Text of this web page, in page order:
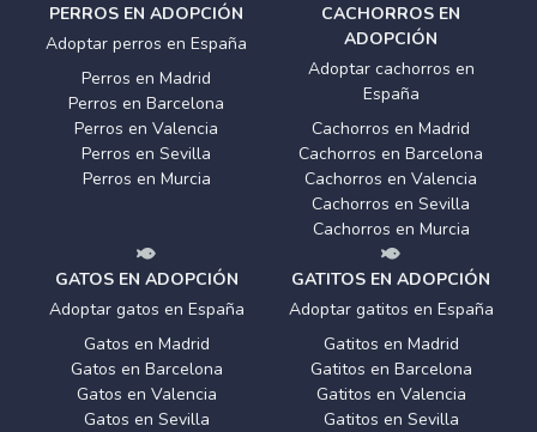
PERROS EN ADOPCIÓN
Adoptar perros en España
Perros en Madrid
Perros en Barcelona
Perros en Valencia
Perros en Sevilla
Perros en Murcia
CACHORROS EN
ADOPCIÓN
Adoptar cachorros en
España
Cachorros en Madrid
Cachorros en Barcelona
Cachorros en Valencia
Cachorros en Sevilla
Cachorros en Murcia
GATOS EN ADOPCIÓN
Adoptar gatos en España
Gatos en Madrid
Gatos en Barcelona
Gatos en Valencia
Gatos en Sevilla
GATITOS EN ADOPCIÓN
Adoptar gatitos en España
Gatitos en Madrid
Gatitos en Barcelona
Gatitos en Valencia
Gatitos en Sevilla